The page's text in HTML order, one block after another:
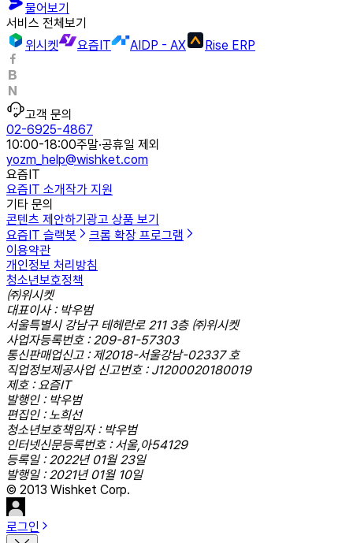
물어보기
서비스 전체보기
위시켓
요즘IT AIDP - AX Rise ERP
고객 문의
02-6925-4867
10:00-18:00주말·공휴일 제외
yozm_help@wishket.com
요즘IT
요즘IT 소개작가 지원
기타 문의
콘텐츠 제안하기 광고 상품 보기
요즘IT 슬랙봇
크롬 확장 프로그램
이용약관
개인정보 처리방침
청소년보호정책
㈜위시켓
대표이사 : 박우범
서울특별시 강남구 테헤란로 211 3층 ㈜위시켓
사업자등록번호 : 209-81-57303
통신판매업신고 : 제2018-서울강남-02337 호
직업정보제공사업 신고번호 : J1200020180019
제호 : 요즘IT
발행인 : 박우범
편집인 : 노희선
청소년보호책임자 : 박우범
인터넷신문등록번호 : 서울,아54129
등록일 : 2022년 01월 23일
발행일 : 2021년 01월 10일
© 2013 Wishket Corp.
로그인